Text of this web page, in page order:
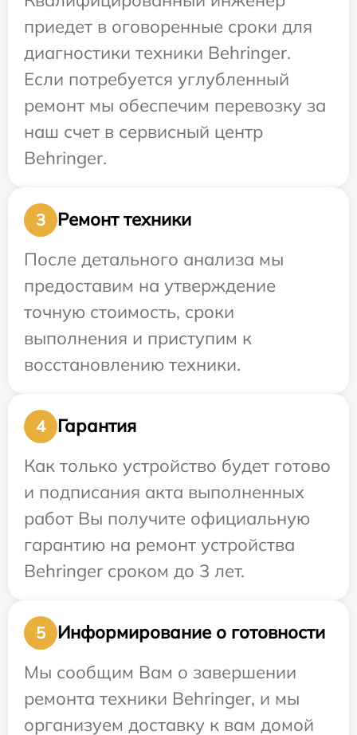
приедет в оговоренные сроки для
диагностики техники Behringer.
Если потребуется углубленный
ремонт мы обеспечим перевозку за
наш счет в сервисный центр
Behringer.
3
Ремонт техники
После детального анализа мы
предоставим на утверждение
точную стоимость, сроки
выполнения и приступим к
восстановлению техники.
4
Гарантия
Как только устройство будет готово
и подписания акта выполненных
работ Вы получите официальную
гарантию на ремонт устройства
Behringer сроком до 3 лет.
5
Информирование о готовности
Мы сообщим Вам о завершении
ремонта техники Behringer, и мы
организуем доставку к вам домой